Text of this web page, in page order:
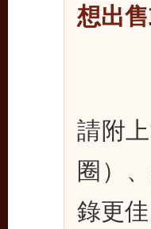
想出
請附
圈）
錄更佳